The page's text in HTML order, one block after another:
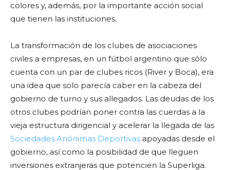
colores y, además, por la importante acción social
que tienen las instituciones.
La transformación de los clubes de asociaciones
civiles a empresas, en un fútbol argentino que sólo
cuenta con un par de clubes ricos (River y Boca), era
una idea que solo parecía caber en la cabeza del
gobierno de turno y sus allegados. Las deudas de los
otros clubes podrían poner contra las cuerdas a la
vieja estructura dirigencial y acelerar la llegada de las
Sociedades Anónimas Deportivas apoyadas desde el
gobierno, así como la posibilidad de que lleguen
inversiones extranjeras que potencien la Superliga.